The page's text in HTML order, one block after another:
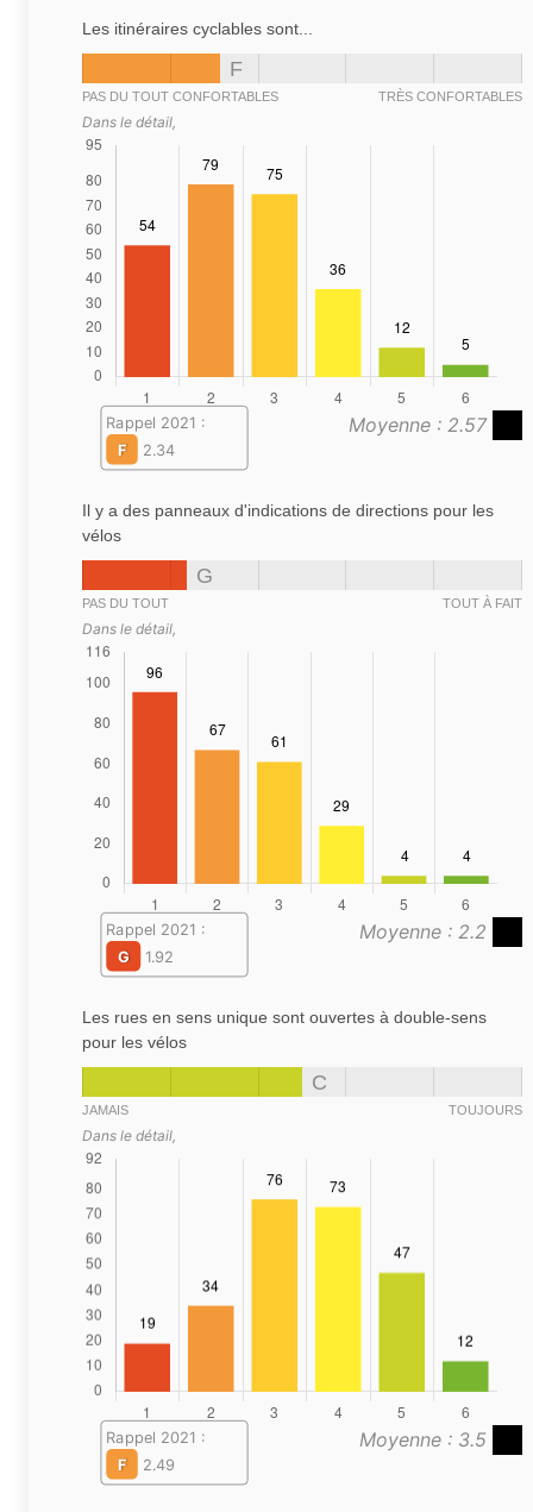
Les itinéraires cyclables sont...
F
PAS DU TOUT CONFORTABLES TRÈS CONFORTABLES
Dans le détail,
Moyenne : 2.57
Rappel 2021 :
F
2.34
Il y a des panneaux d'indications de directions pour les
vélos
G
PAS DU TOUT TOUT À FAIT
Dans le détail,
Moyenne : 2.2
Rappel 2021 :
G
1.92
Les rues en sens unique sont ouvertes à double-sens
pour les vélos
C
JAMAIS TOUJOURS
Dans le détail,
Moyenne : 3.5
Rappel 2021 :
F
2.49